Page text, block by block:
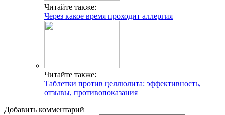
Читайте также:
Через какое время проходит аллергия
Читайте также:
Таблетки против целлюлита: эффективность,
отзывы, противопоказания
Добавить комментарий